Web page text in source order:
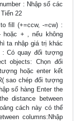
: Nhập số các
22
fill (+=ccw, -=cw) :
+ , nếu không
ta nhập giá trị khác
: Có quay đối tượng
objects: Chọn đối
hoặc enter kết
sao chép đối tượng
số hàng Enter the
distance between
cách này có thể
columns:Nhập